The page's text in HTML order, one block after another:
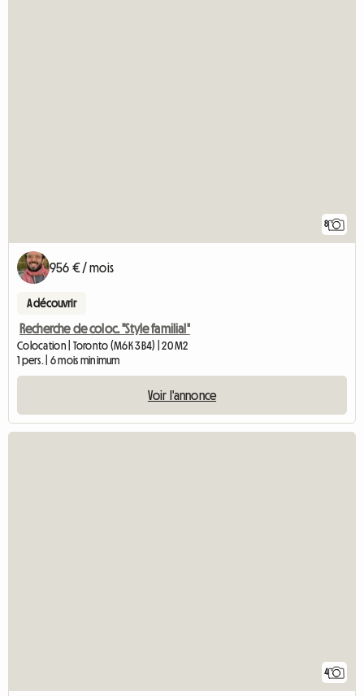
8
956 € / mois
A découvrir
Recherche de coloc. "Style familial"
Colocation | Toronto (M6K 3B4) | 20 M2
1 pers. | 6 mois minimum
Voir l'annonce
4